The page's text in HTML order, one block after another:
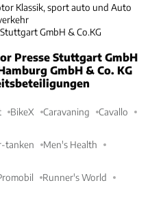
Klassik, sport auto und Auto
GmbH & Co.KG
Presse Stuttgart GmbH
GmbH & Co. KG
BikeX Caravaning Cavallo
tanken Men's Health
Runner's World